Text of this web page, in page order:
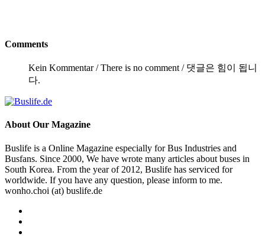
Comments
Kein Kommentar / There is no comment / 댓글은 힘이 됩니
다.
AboutOur Magazine
Buslife is a Online Magazine especially for Bus Industries and
Busfans. Since 2000, We have wrote many articles about buses in
South Korea. From the year of 2012, Buslife has serviced for
worldwide. If you have any question, please inform to me.
wonho.choi (at) buslife.de